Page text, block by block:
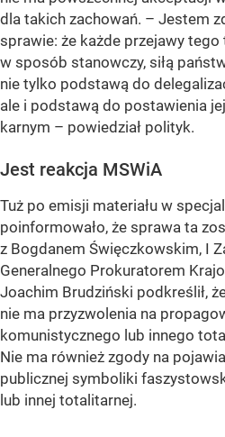
dla takich zachowań. – Jestem
sprawie: że każde przejawy tego
w sposób stanowczy, siłą
nie tylko podstawą do
ale i podstawą do postawienia
karnym – powiedział polityk.
Jest reakcja MSWiA
Tuż po emisji materiału w
poinformowało, że sprawa ta
z Bogdanem Święczkowskim, I
Generalnego Prokuratorem
Joachim Brudziński podkreślił,
nie ma przyzwolenia na
komunistycznego lub innego
Nie ma również zgody na
publicznej symboliki
lub innej totalitarnej.